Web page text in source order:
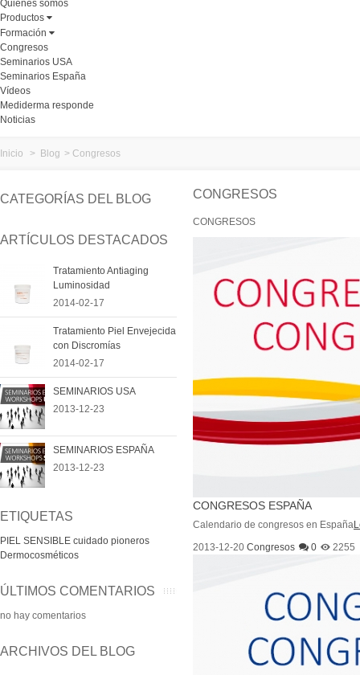
Quiénes somos
Productos
Formación
Congresos
Seminarios USA
Seminarios España
Vídeos
Mediderma responde
Noticias
Inicio > Blog > Congresos
CATEGORÍAS DEL BLOG
ARTÍCULOS DESTACADOS
Tratamiento Antiaging
Luminosidad
2014-02-17
Tratamiento Piel Envejecida
con Discromías
2014-02-17
SEMINARIOS USA
2013-12-23
SEMINARIOS ESPAÑA
2013-12-23
ETIQUETAS
PIEL SENSIBLE cuidado pioneros
Dermocosméticos
ÚLTIMOS COMENTARIOS
no hay comentarios
ARCHIVOS DEL BLOG
CONGRESOS
CONGRESOS
CONGRESOS ESPAÑA
Calendario de congresos en España
2013-12-20 Congresos 0 2255